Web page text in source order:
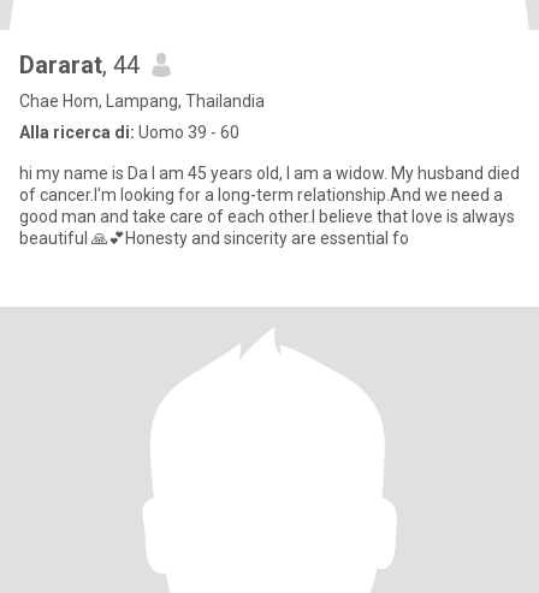
Dararat, 44
Chae Hom, Lampang, Thailandia
Alla ricerca di: Uomo 39 - 60
hi my name is Da I am 45 years old, I am a widow. My husband died
of cancer.I'm looking for a long-term relationship.And we need a
good man and take care of each other.I believe that love is always
beautiful 🙏💕Honesty and sincerity are essential fo